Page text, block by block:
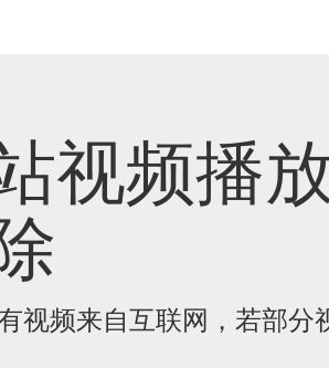
视频播
视频来自互联网，若部